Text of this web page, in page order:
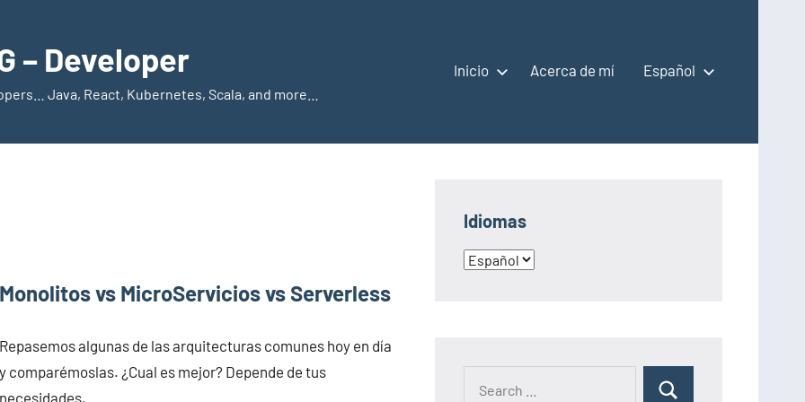
– Developer
Java, React, Kubernetes, Scala, and more…
Inicio Acerca de mí Español
Monolitos vs MicroServicios vs Serverless
Repasemos algunas de las arquitecturas comunes hoy en día
y comparémoslas. ¿Cual es mejor? Depende de tus
necesidades.
Idiomas
Idiomas